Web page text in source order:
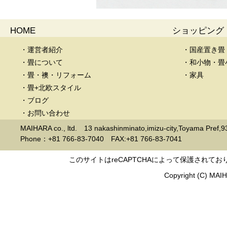
HOME
・運営者紹介
・畳について
・畳・襖・リフォーム
・畳+北欧スタイル
・ブログ
・お問い合わせ
ショッピング
・国産置き
・和小物・
・家具
MAIHARA co., ltd. 13 nakashinminato,imizu-city,Toyama
Phone：+81 766-83-7040 FAX:+81 766-83-7041
このサイトはreCAPTCHAによって保護されてお
Copyright (C)